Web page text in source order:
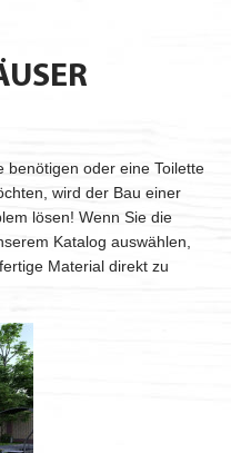
benötigen oder eine Toilette
wird der Bau einer
lösen! Wenn Sie die
Katalog auswählen,
Material direkt zu